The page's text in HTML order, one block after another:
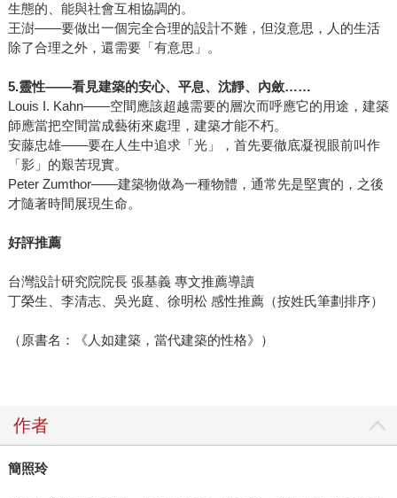
生態的、能與社會互相協調的。
王澍——要做出一個完全合理的設計不難，但沒意思，人的生活
除了合理之外，還需要「有意思」。
5.靈性——看見建築的安心、平息、沈靜、內斂……
Louis I. Kahn——空間應該超越需要的層次而呼應它的用途，建築
師應當把空間當成藝術來處理，建築才能不朽。
安藤忠雄——要在人生中追求「光」，首先要徹底凝視眼前叫作
「影」的艱苦現實。
Peter Zumthor——建築物做為一種物體，通常先是堅實的，之後
才隨著時間展現生命。
好評推薦
台灣設計研究院院長 張基義 專文推薦導讀
丁榮生、李清志、吳光庭、徐明松 感性推薦（按姓氏筆劃排序）
（原書名：《人如建築，當代建築的性格》）
作者
簡照玲